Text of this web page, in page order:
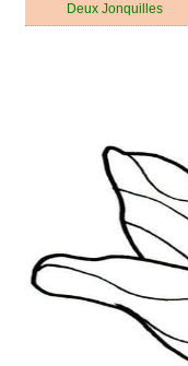
Deux Jonquilles